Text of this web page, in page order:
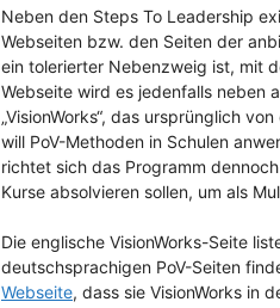
Neben den Steps To Leadership
Webseiten bzw. den Seiten der
ein tolerierter Nebenzweig ist, mit
Webseite wird es jedenfalls neben
„VisionWorks“, das ursprünglich
will PoV-Methoden in Schulen
richtet sich das Programm
Kurse absolvieren sollen, um als
Die englische VisionWorks-Seite
deutschsprachigen PoV-Seiten
Webseite, dass sie VisionWorks in